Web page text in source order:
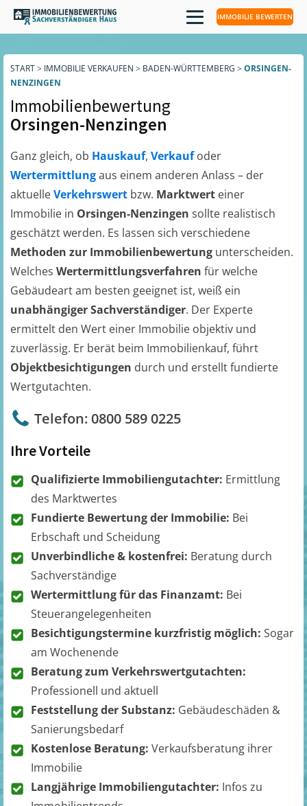
IMMOBILIE BEWERTEN
START> IMMOBILIE VERKAUFEN > BADEN-WÜRTTEMBERG > ORSINGEN-
NENZINGEN
Immobilienbewertung
Orsingen-Nenzingen
Ganz gleich, ob Hauskauf, Verkaufoder
Wertermittlungaus einem anderen Anlass – der
aktuelleVerkehrswert bzw. Marktwert einer
Immobilie in Orsingen-Nenzingen sollte realistisch
geschätzt werden. Es lassen sich verschiedene
Methoden zur Immobilienbewertung unterscheiden.
Welches Wertermittlungsverfahren für welche
Gebäudeart am besten geeignet ist, weiß ein
unabhängiger Sachverständiger. Der Experte
ermittelt den Wert einer Immobilie objektiv und
zuverlässig. Er berät beim Immobilienkauf, führt
Objektbesichtigungen durch und erstellt fundierte
Wertgutachten.
Telefon: 0800 589 0225
Ihre Vorteile
Qualifizierte Immobiliengutachter: Ermittlung
des Marktwertes
Fundierte Bewertung der Immobilie: Bei
Erbschaft und Scheidung
Unverbindliche & kostenfrei: Beratung durch
Sachverständige
Wertermittlung für das Finanzamt: Bei
Steuerangelegenheiten
Besichtigungstermine kurzfristig möglich: Sogar
am Wochenende
Beratung zum Verkehrswertgutachten:
Professionell und aktuell
Feststellung der Substanz: Gebäudeschäden &
Sanierungsbedarf
Kostenlose Beratung: Verkaufsberatung ihrer
Immobilie
Langjährige Immobiliengutachter: Infos zu